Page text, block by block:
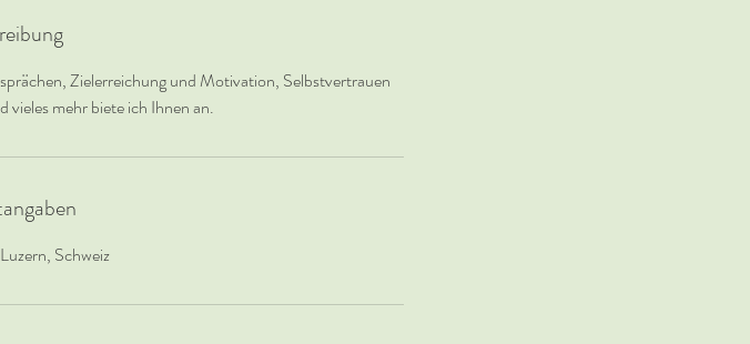
Zielerreichung und Motivation, Selbstvertrauen
vieles mehr biete ich Ihnen an.
Schweiz